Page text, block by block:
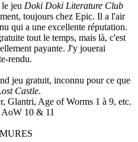
jeu Doki Doki Literature Club
toujours chez Epic. Il a l'air
qui a une excellente réputation.
tout le temps, mais là, c'est
payante. J'y jouerai
rendu.
jeu gratuit, inconnu pour ce que
Castle.
Glantri, Age of Worms 1 à 9, etc.
10 & 11